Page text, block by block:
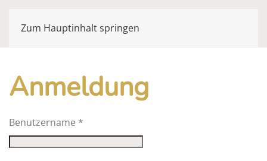
Zum Hauptinhalt springen
Anmeldung
Benutzername *